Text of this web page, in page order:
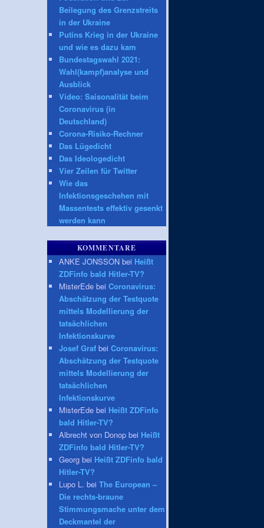
Beilegung des Grenzstreits
in der Ukraine
Putins Krieg in der Ukraine
und wie es dazu kam
Bundestagswahl 2021:
Wahl(kampf)analyse und
Ausblick
Video: Saisonalität beim
Coronavirus (in
Deutschland)
Corona-Risiko-Rechner
Das Lügedicht
Das Ideologedicht
Vier Zeilen für Twitter
Wie das
Infektionsgeschehen mit
Massentests effektiv gesenkt
werden kann
KOMMENTARE
ANKE JONSSON bei Heißt
ZDFinfo bald Hitler-TV?
MisterEde bei Coronavirus:
Abschätzung der Testquote
mittels Modellierung der
tatsächlichen
Infektionskurve
Josef Graf bei Coronavirus:
Abschätzung der Testquote
mittels Modellierung der
tatsächlichen
Infektionskurve
MisterEde bei Heißt ZDFinfo
bald Hitler-TV?
Albrecht von Donop bei Heißt
ZDFinfo bald Hitler-TV?
Georg bei Heißt ZDFinfo bald
Hitler-TV?
Lupo L. bei The European –
Die rechts-braune
Stimmungsmache unter dem
Deckmantel der